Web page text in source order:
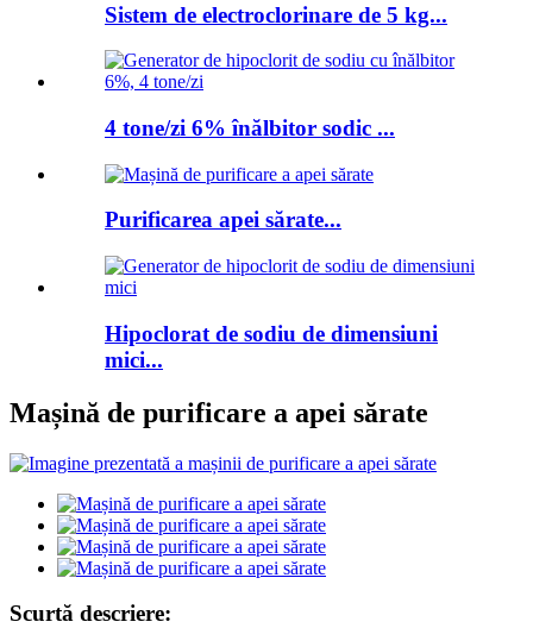
Sistem de electroclorinare de 5 kg...
4 tone/zi 6% înălbitor sodic ...
Purificarea apei sărate...
Hipoclorat de sodiu de dimensiuni
mici...
Mașină de purificare a apei sărate
Scurtă descriere: